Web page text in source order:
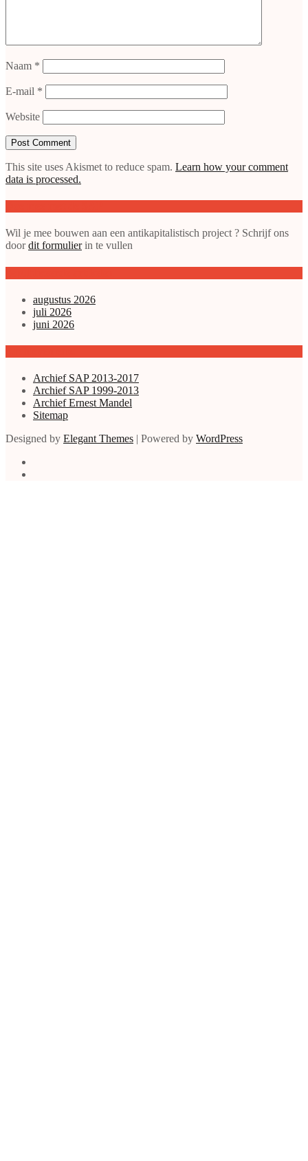
Naam *
E-mail *
Website
This site uses Akismet to reduce spam. Learn how your comment
data is processed.
Wil je mee bouwen aan een antikapitalistisch project ? Schrijf ons
doordit formulierin te vullen
augustus 2026
juli 2026
juni 2026
Archief SAP 2013-2017
Archief SAP 1999-2013
Archief Ernest Mandel
Sitemap
Designed by Elegant Themes | Powered by WordPress